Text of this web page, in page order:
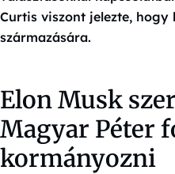
Curtis viszont jelezte, hogy
származására.
Elon Musk
Magyar Péter
kormányozni